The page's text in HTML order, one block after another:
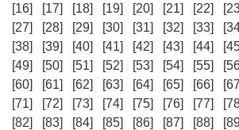
[16]
[17] [18] [19] [20] [21] [22]
[27]
[28] [29] [30] [31] [32] [33]
[38]
[39] [40] [41] [42] [43] [44]
[49]
[50] [51] [52] [53] [54] [55]
[60]
[61] [62] [63] [64] [65] [66]
[71]
[72] [73] [74] [75] [76] [77]
[82]
[83] [84] [85] [86] [87] [88]